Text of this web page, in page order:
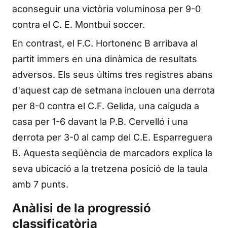
aconseguir una victòria voluminosa per 9-0
contra el C. E. Montbui soccer.
En contrast, el F.C. Hortonenc B arribava al
partit immers en una dinàmica de resultats
adversos. Els seus últims tres registres abans
d'aquest cap de setmana inclouen una derrota
per 8-0 contra el C.F. Gelida, una caiguda a
casa per 1-6 davant la P.B. Cervelló i una
derrota per 3-0 al camp del C.E. Esparreguera
B. Aquesta seqüència de marcadors explica la
seva ubicació a la tretzena posició de la taula
amb 7 punts.
Anàlisi de la progressió
classificatòria